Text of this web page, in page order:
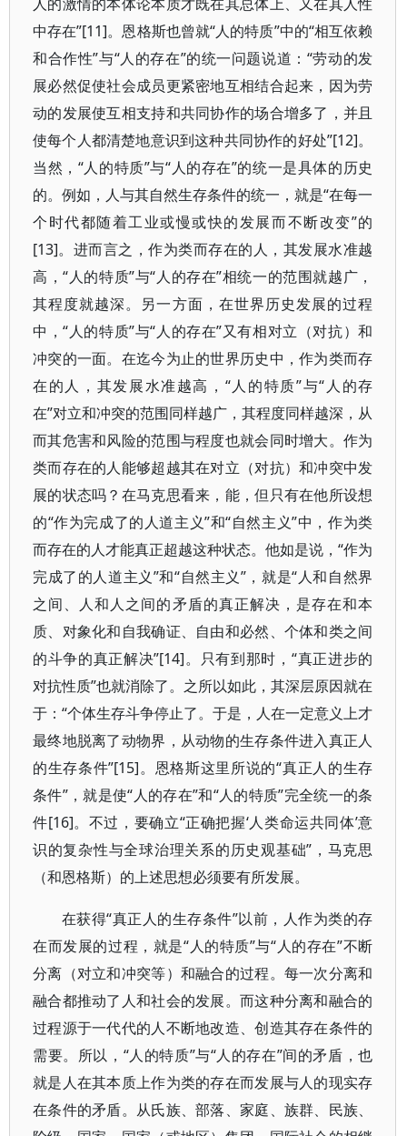
中存在”[11]。恩格斯也曾就“人的特质”中的“相互依赖
和合作性”与“人的存在”的统一问题说道：“劳动的发
展必然促使社会成员更紧密地互相结合起来，因为劳
动的发展使互相支持和共同协作的场合增多了，并且
使每个人都清楚地意识到这种共同协作的好处”[12]。
当然，“人的特质”与“人的存在”的统一是具体的历史
的。例如，人与其自然生存条件的统一，就是“在每一
个时代都随着工业或慢或快的发展而不断改变”的
[13]。进而言之，作为类而存在的人，其发展水准越
高，“人的特质”与“人的存在”相统一的范围就越广，
其程度就越深。另一方面，在世界历史发展的过程
中，“人的特质”与“人的存在”又有相对立（对抗）和
冲突的一面。在迄今为止的世界历史中，作为类而存
在的人，其发展水准越高，“人的特质”与“人的存
在”对立和冲突的范围同样越广，其程度同样越深，从
而其危害和风险的范围与程度也就会同时增大。作为
类而存在的人能够超越其在对立（对抗）和冲突中发
展的状态吗？在马克思看来，能，但只有在他所设想
的“作为完成了的人道主义”和“自然主义”中，作为类
而存在的人才能真正超越这种状态。他如是说，“作为
完成了的人道主义”和“自然主义”，就是“人和自然界
之间、人和人之间的矛盾的真正解决，是存在和本
质、对象化和自我确证、自由和必然、个体和类之间
的斗争的真正解决”[14]。只有到那时，“真正进步的
对抗性质”也就消除了。之所以如此，其深层原因就在
于：“个体生存斗争停止了。于是，人在一定意义上才
最终地脱离了动物界，从动物的生存条件进入真正人
的生存条件”[15]。恩格斯这里所说的“真正人的生存
条件”，就是使“人的存在”和“人的特质”完全统一的条
件[16]。不过，要确立“正确把握‘人类命运共同体’意
识的复杂性与全球治理关系的历史观基础”，马克思
（和恩格斯）的上述思想必须要有所发展。
在获得“真正人的生存条件”以前，人作为类的存
在而发展的过程，就是“人的特质”与“人的存在”不断
分离（对立和冲突等）和融合的过程。每一次分离和
融合都推动了人和社会的发展。而这种分离和融合的
过程源于一代代的人不断地改造、创造其存在条件的
需要。所以，“人的特质”与“人的存在”间的矛盾，也
就是人在其本质上作为类的存在而发展与人的现实存
在条件的矛盾。从氏族、部落、家庭、族群、民族、